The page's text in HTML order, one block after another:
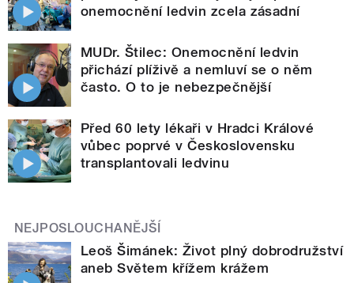
onemocnění ledvin zcela zásadní
MUDr. Štilec: Onemocnění ledvin
přichází plíživě a nemluví se o něm
často. O to je nebezpečnější
Před 60 lety lékaři v Hradci Králové
vůbec poprvé v Československu
transplantovali ledvinu
NEJPOSLOUCHANĚJŠÍ
Leoš Šimánek: Život plný dobrodružství
aneb Světem křížem krážem